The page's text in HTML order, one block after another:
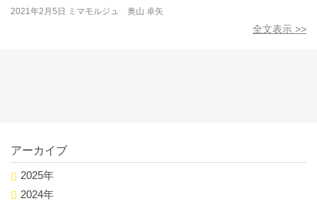
2021年2月5日 ミマモルジュ 奥山 卓矢
全文表示 >>
アーカイブ
2025年
2024年